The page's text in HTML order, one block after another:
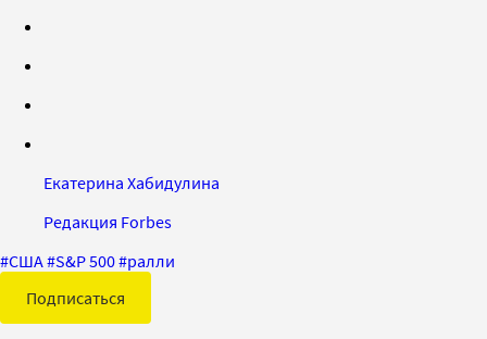
Екатерина Хабидулина
Редакция Forbes
#США#S&P 500#ралли
Подписаться